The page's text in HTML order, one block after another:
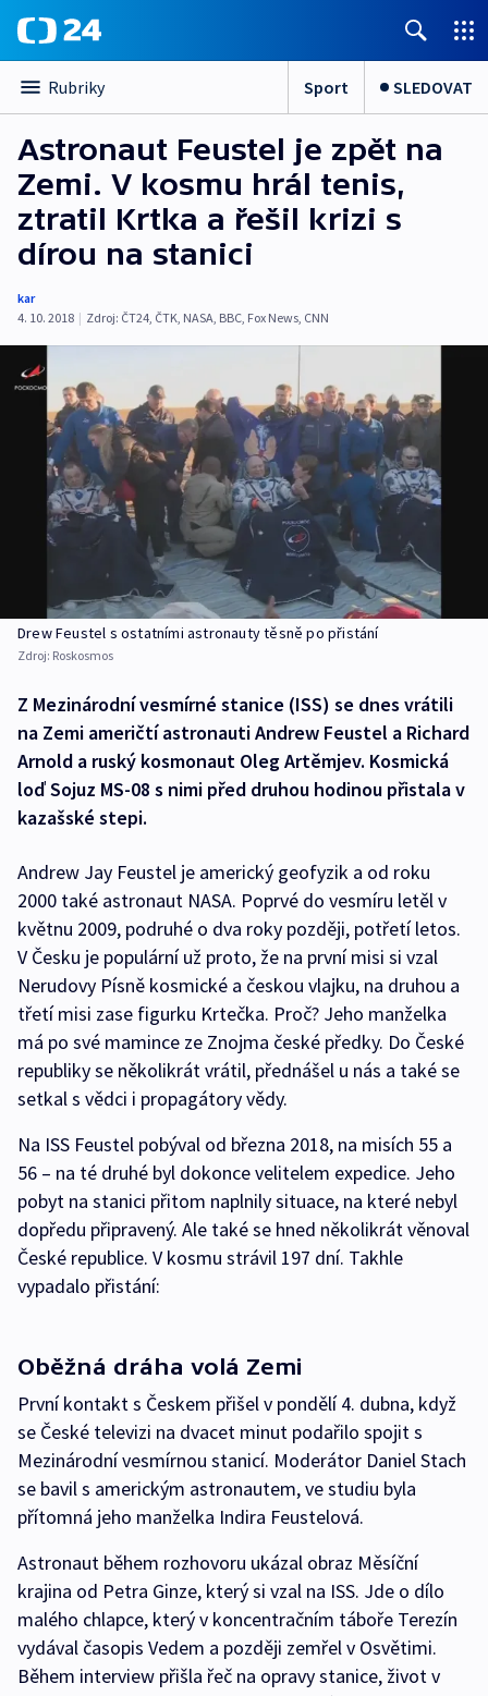
Rubriky Sport SLEDOVAT
Astronaut Feustel je zpět na
Zemi. V kosmu hrál tenis,
ztratil Krtka a řešil krizi s
dírou na stanici
kar
4. 10. 2018 | Zdroj: ČT24, ČTK, NASA, BBC, Fox News, CNN
Drew Feustel s ostatními astronauty těsně po přistání
Zdroj: Roskosmos
Z Mezinárodní vesmírné stanice (ISS) se dnes vrátili
na Zemi američtí astronauti Andrew Feustel a Richard
Arnold a ruský kosmonaut Oleg Artěmjev. Kosmická
loď Sojuz MS-08 s nimi před druhou hodinou přistala v
kazašské stepi.
Andrew Jay Feustel je americký geofyzik a od roku
2000 také astronaut NASA. Poprvé do vesmíru letěl v
květnu 2009, podruhé o dva roky později, potřetí letos.
V Česku je populární už proto, že na první misi si vzal
Nerudovy Písně kosmické a českou vlajku, na druhou a
třetí misi zase figurku Krtečka. Proč? Jeho manželka
má po své mamince ze Znojma české předky. Do České
republiky se několikrát vrátil, přednášel u nás a také se
setkal s vědci i propagátory vědy.
Na ISS Feustel pobýval od března 2018, na misích 55 a
56 – na té druhé byl dokonce velitelem expedice. Jeho
pobyt na stanici přitom naplnily situace, na které nebyl
dopředu připravený. Ale také se hned několikrát věnoval
České republice. V kosmu strávil 197 dní. Takhle
vypadalo přistání:
Oběžná dráha volá Zemi
První kontakt s Českem přišel v pondělí 4. dubna, když
se České televizi na dvacet minut podařilo spojit s
Mezinárodní vesmírnou stanicí. Moderátor Daniel Stach
se bavil s americkým astronautem, ve studiu byla
přítomná jeho manželka Indira Feustelová.
Astronaut během rozhovoru ukázal obraz Měsíční
krajina od Petra Ginze, který si vzal na ISS. Jde o dílo
malého chlapce, který v koncentračním táboře Terezín
vydával časopis Vedem a později zemřel v Osvětimi.
Během interview přišla řeč na opravy stanice, život v